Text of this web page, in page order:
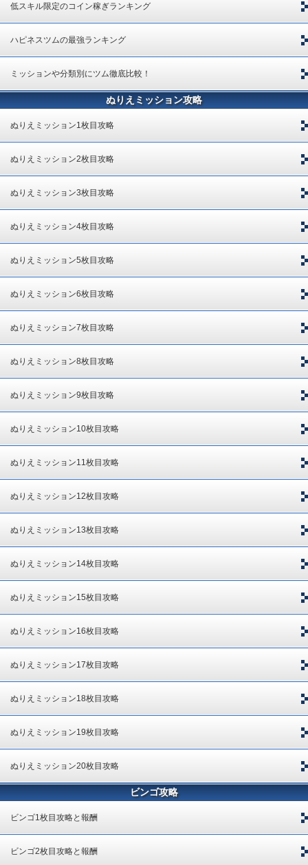
低スキル限定のコイン稼ぎランキング
ハピネスツムの最強ランキング
ミッションや分類別にツム徹底比較！
ぬりえミッション攻略
ぬりえミッション1枚目攻略
ぬりえミッション2枚目攻略
ぬりえミッション3枚目攻略
ぬりえミッション4枚目攻略
ぬりえミッション5枚目攻略
ぬりえミッション6枚目攻略
ぬりえミッション7枚目攻略
ぬりえミッション8枚目攻略
ぬりえミッション9枚目攻略
ぬりえミッション10枚目攻略
ぬりえミッション11枚目攻略
ぬりえミッション12枚目攻略
ぬりえミッション13枚目攻略
ぬりえミッション14枚目攻略
ぬりえミッション15枚目攻略
ぬりえミッション16枚目攻略
ぬりえミッション17枚目攻略
ぬりえミッション18枚目攻略
ぬりえミッション19枚目攻略
ぬりえミッション20枚目攻略
ビンゴ攻略
ビンゴ1枚目攻略と報酬
ビンゴ2枚目攻略と報酬